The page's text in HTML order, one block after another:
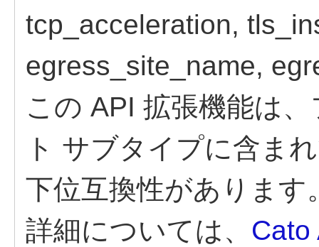
tcp_acceleration,
egress_site_name,
この API 拡張機能は
ト サブタイプに含ま
下位互換性があります
詳細については、 Cato